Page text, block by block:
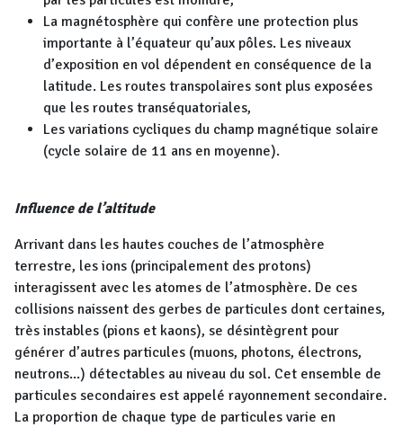
La magnétosphère qui confère une protection plus
importante à l’équateur qu’aux pôles. Les niveaux
d’exposition en vol dépendent en conséquence de la
latitude. Les routes transpolaires sont plus exposées
que les routes transéquatoriales,
Les variations cycliques du champ magnétique solaire
(cycle solaire de 11 ans en moyenne).
Influence de l’altitude
Arrivant dans les hautes couches de l’atmosphère
terrestre, les ions (principalement des protons)
interagissent avec les atomes de l’atmosphère. De ces
collisions naissent des gerbes de particules dont certaines,
très instables (pions et kaons), se désintègrent pour
générer d’autres particules (muons, photons, électrons,
neutrons...) détectables au niveau du sol. Cet ensemble de
particules secondaires est appelé rayonnement secondaire.
La proportion de chaque type de particules varie en